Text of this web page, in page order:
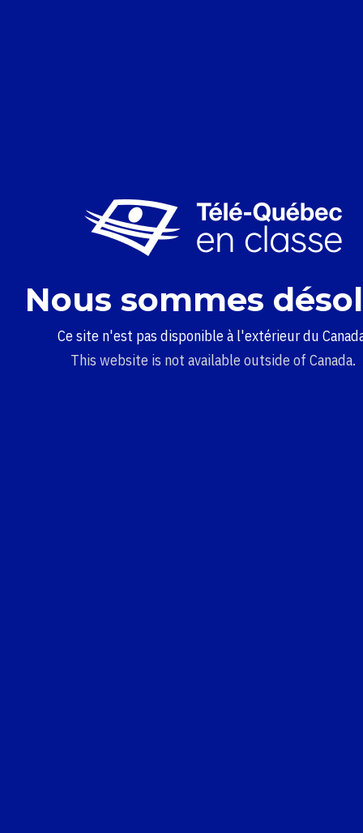
Nous sommes
Ce site n'est pas disponible à l'extérieur du
This website is not available outside of Canada.